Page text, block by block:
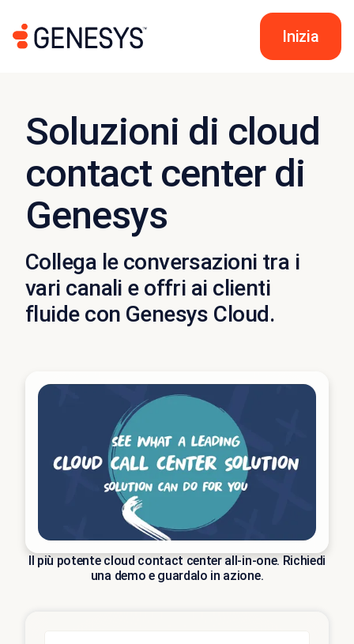
Inizia
Soluzioni di cloud
contact center di
Genesys
Collega le conversazioni tra i
vari canali e offri ai clienti
fluide con Genesys Cloud.
Il più potente cloud contact center all-in-one. Richiedi
una demo e guardalo in azione.